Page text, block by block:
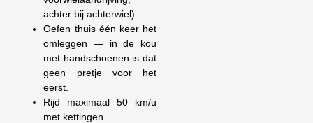
achter bij achterwiel).
Oefen thuis één keer het
omleggen — in de kou
met handschoenen is dat
geen pretje voor het
eerst.
Rijd maximaal 50 km/u
met kettingen.